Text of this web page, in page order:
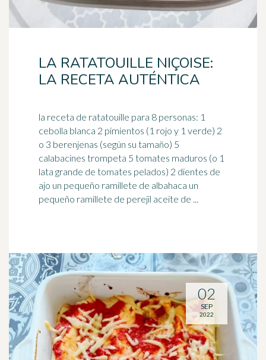
LA RATATOUILLE NIÇOISE:
LA RECETA AUTÉNTICA
la receta de ratatouille para 8 personas: 1
cebolla blanca 2 pimientos (1 rojo y 1 verde) 2
o 3 berenjenas (según su tamaño) 5
calabacines trompeta 5 tomates maduros (o 1
lata grande de tomates pelados) 2 dientes de
ajo un pequeño ramillete de albahaca un
pequeño ramillete de perejil aceite de ...
02
SEP
2022